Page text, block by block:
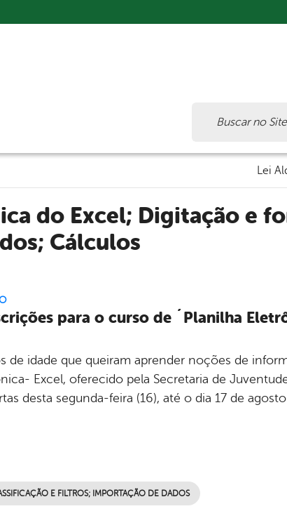
Lei
do Excel; Digitação e
Cálculos
para o curso de ´Planilha
de idade que queiram aprender noções de
Excel, oferecido pela Secretaria de
desta segunda-feira (16), até o dia 17 de
E FILTROS; IMPORTAÇÃO DE DADOS